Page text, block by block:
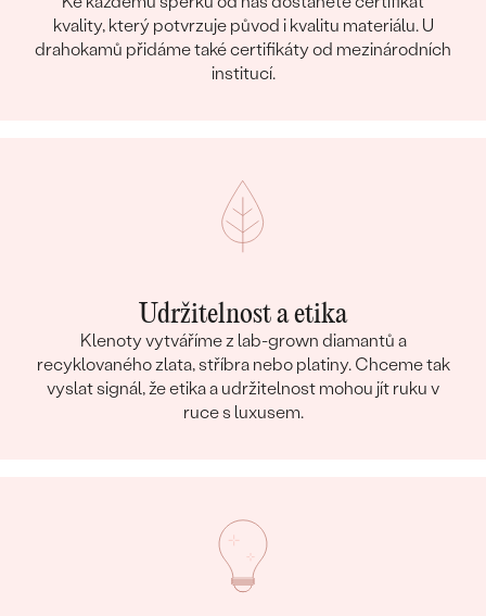
kvality, který potvrzuje původ i kvalitu materiálu. U
drahokamů přidáme také certifikáty od mezinárodních
institucí.
Udržitelnost a etika
Klenoty vytváříme z lab-grown diamantů a
recyklovaného zlata, stříbra nebo platiny. Chceme tak
vyslat signál, že etika a udržitelnost mohou jít ruku v
ruce s luxusem.